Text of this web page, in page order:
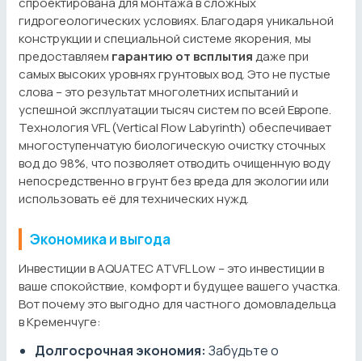
гидрогеологических условиях. Благодаря уникальной
конструкции и специальной системе якорения, мы
предоставляем гарантию от всплытиядаже при
самых высоких уровнях грунтовых вод. Это не пустые
слова – это результат многолетних испытаний и
успешной эксплуатации тысяч систем по всей Европе.
Технология VFL (Vertical Flow Labyrinth) обеспечивает
многоступенчатую биологическую очистку сточных
вод до 98%, что позволяет отводить очищенную воду
непосредственно в грунт без вреда для экологии или
использовать её для технических нужд.
Экономика и выгода
Инвестиции в AQUATEC ATVFL Low – это инвестиции в
ваше спокойствие, комфорт и будущее вашего участка.
Вот почему это выгодно для частного домовладельца
в Кременчуге:
Долгосрочная экономия: Забудьте о